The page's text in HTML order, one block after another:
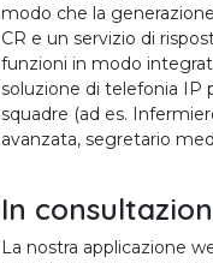
modo che la
CR e un servizio di
funzioni in modo
soluzione di telefonia IP
squadre (ad es.
avanzata, segretario
In
La nostra applicazione